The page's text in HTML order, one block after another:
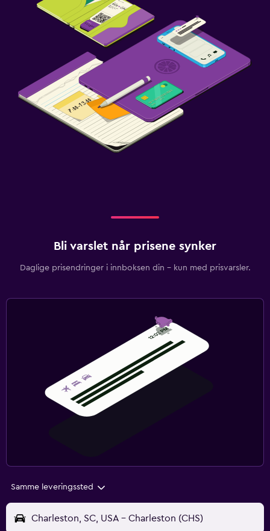
Bli varslet når prisene synker
Daglige prisendringer i innboksen din – kun med prisvarsler.
Samme leveringssted
Charleston, SC, USA - Charleston (CHS)